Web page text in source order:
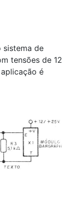
sistema de
tensões de 12
é